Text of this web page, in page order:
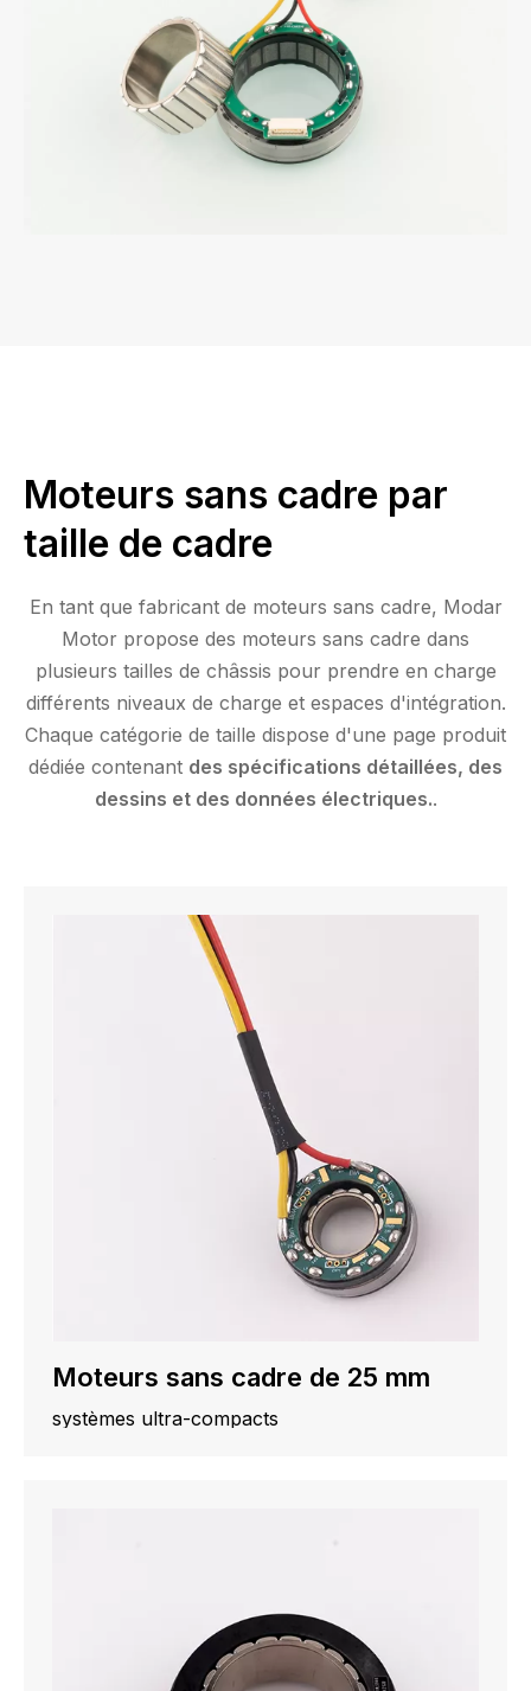
Moteurs sans cadre par
taille de cadre
En tant que fabricant de moteurs sans cadre, Modar
Motor propose des moteurs sans cadre dans
plusieurs tailles de châssis pour prendre en charge
différents niveaux de charge et espaces d'intégration.
Chaque catégorie de taille dispose d'une page produit
dédiée contenant des spécifications détaillées, des
dessins et des données électriques..
Moteurs sans cadre de 25 mm
systèmes ultra-compacts